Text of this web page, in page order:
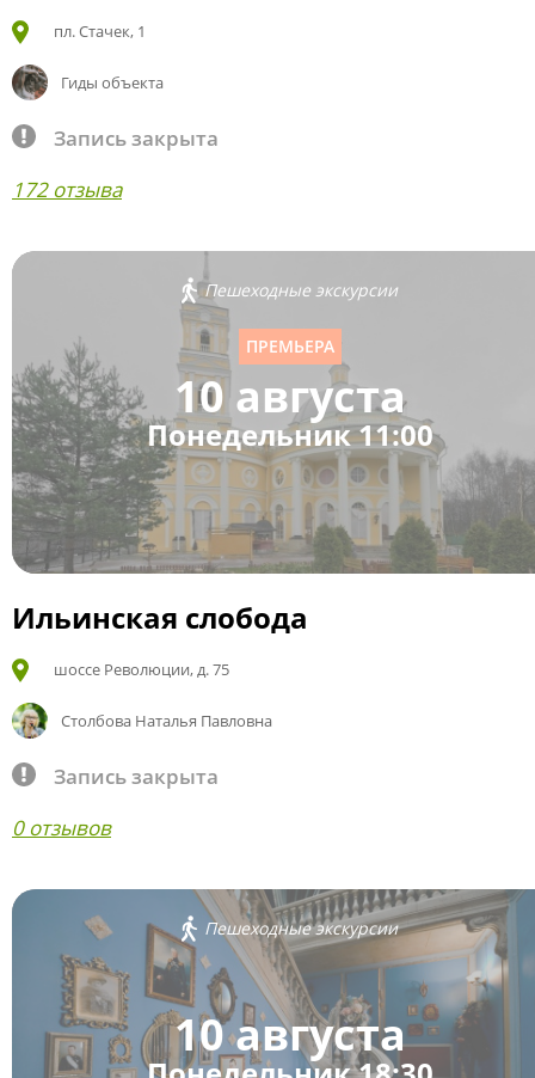
пл. Стачек, 1
Гиды объекта
Запись закрыта
172 отзыва
Пешеходные экскурсии
ПРЕМЬЕРА
10 августа
Понедельник 11:00
Ильинская слобода
шоссе Революции, д. 75
Столбова Наталья Павловна
Запись закрыта
0 отзывов
Пешеходные экскурсии
10 августа